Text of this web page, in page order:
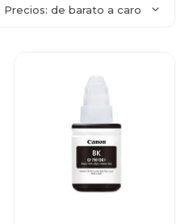
Precios: de barato a caro